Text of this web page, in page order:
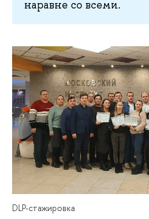
наравне со всеми.
DLP-стажировка